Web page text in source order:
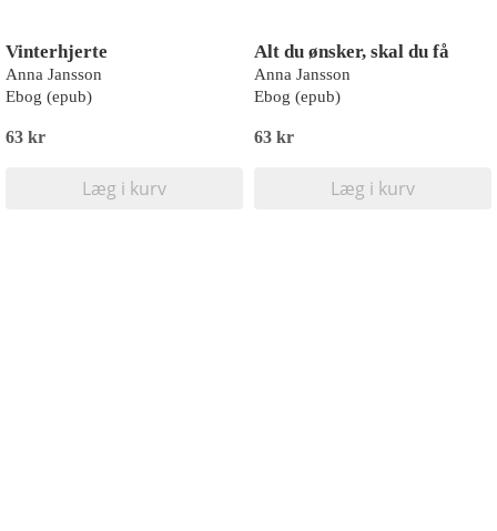
Vinterhjerte
Anna Jansson
Ebog (epub)
63 kr
Læg i kurv
Alt du ønsker, skal du få
Anna Jansson
Ebog (epub)
63 kr
Læg i kurv